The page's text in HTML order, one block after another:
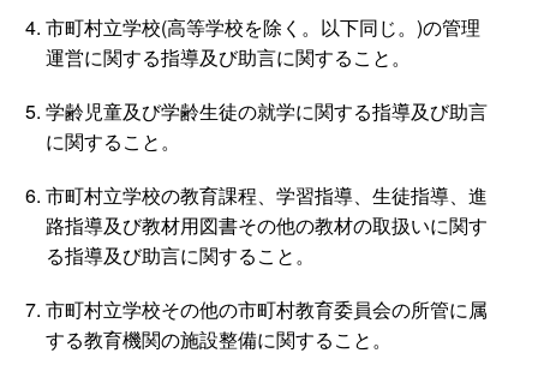
市町村立学校(高等学校を除く。以下同じ。)の管理
運営に関する指導及び助言に関すること。
学齢児童及び学齢生徒の就学に関する指導及び助言
に関すること。
市町村立学校の教育課程、学習指導、生徒指導、進
路指導及び教材用図書その他の教材の取扱いに関す
る指導及び助言に関すること。
市町村立学校その他の市町村教育委員会の所管に属
する教育機関の施設整備に関すること。